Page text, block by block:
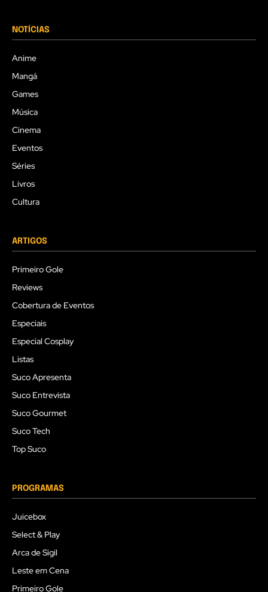
NOTÍCIAS
Anime
Mangá
Games
Música
Cinema
Eventos
Séries
Livros
Cultura
ARTIGOS
Primeiro Gole
Reviews
Cobertura de Eventos
Especiais
Especial Cosplay
Listas
Suco Apresenta
Suco Entrevista
Suco Gourmet
Suco Tech
Top Suco
PROGRAMAS
Juicebox
Select & Play
Arca de Sigil
Leste em Cena
Primeiro Gole